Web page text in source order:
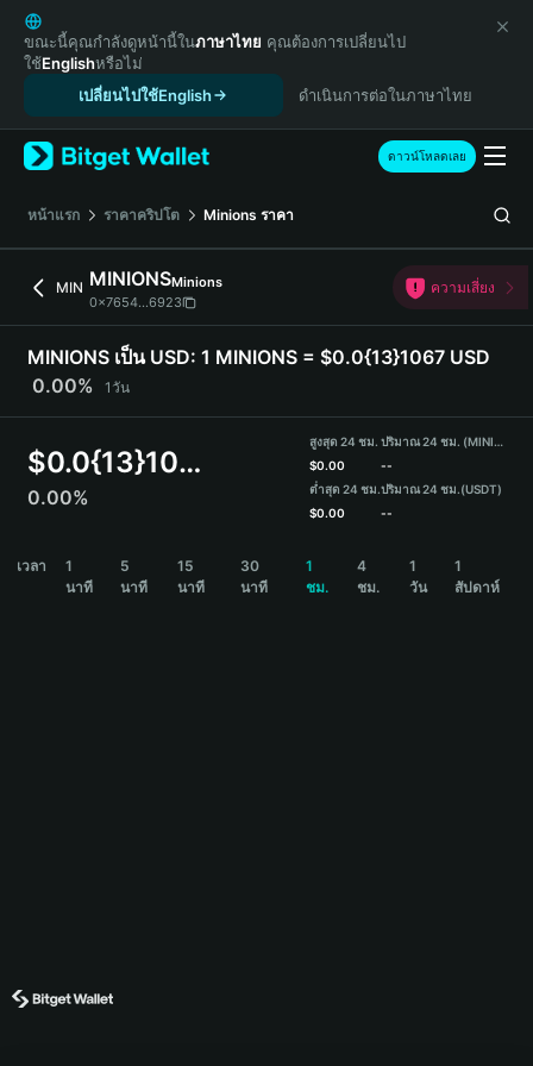
English
日本語
Tiếng Việt
Español (Latinoamérica)
Türkçe
Français
Deutsch
繁體中文
Português (Portugal)
Bahasa Indonesia
ภาษาไทย
हिन्दी
Español
Português (Brasil)
ขณะนี้คุณกำลังดูหน้านี้ในภาษาไทย คุณต้องการเปลี่ยนไป
ใช้Englishหรือไม่
เปลี่ยนไปใช้English
ดำเนินการต่อในภาษาไทย
ดาวน์โหลดเลย
หน้าแรก ราคาคริปโต Minions ราคา
MIN MINIONSMinions
0x7654...6923
ความเสี่ยง
MINIONS เป็น USD: 1 MINIONS = $0.0{13}1067 USD
0.00%
1วัน
$0.0{13}1067
0.00%
สูงสุด 24 ชม.
$0.00
ต่ำสุด 24 ชม.
$0.00
ปริมาณ 24 ชม. (MINIONS)
--
ปริมาณ 24 ชม.(USDT)
--
เวลา
1
นาที
5
นาที
15
นาที
30
นาที
1
ชม.
4
ชม.
1
วัน
1
สัปดาห์